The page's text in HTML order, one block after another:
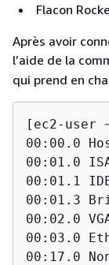
Flacon
Après avoir
l’aide de la
qui prend en
[ec2-user
00:00.0
00:01.0
00:01.1
00:01.3
00:02.0
00:03.0
00:17.0